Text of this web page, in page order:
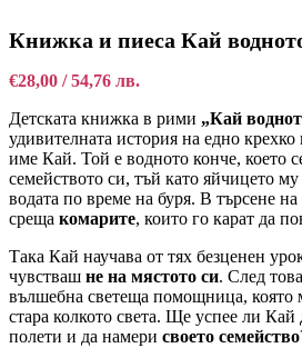
Книжка и пиеса Кай
€28,00 / 54,76 лв.
Детската книжка в рими „Кай
удивителната история на едно
име Кай. Той е водното конче, което
семейството си, тъй като яйчицето
водата по време на буря. В търсене
среща комарите, които го карат да
Така Кай научава от тях безценен
чувстваш не на мястото си. След
вълшебна светеща помощница, която
стара колкото света. Ще успее ли Кай
полети и да намери своето семейство